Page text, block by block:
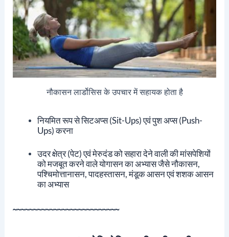
नौकासन लार्डोसिस के उपचार में सहायक होता है
नियमित रूप से सिटअप्स (Sit-Ups) एवं पुश अप्स (push-
Ups) करना
उदर क्षेत्र (पेट) एवं मेरुदंड को सहारा देने वाली की मांसपेशियों
को मजबूत करने वाले योगासन का अभ्यास जैसे नौकासन,
पश्चिमोत्तानासन, पादहस्तासन, मंडूक आसन एवं शशक आसन
का अभ्यास
~~~~~~~~~~~~~~~~~~~~~~~~~~